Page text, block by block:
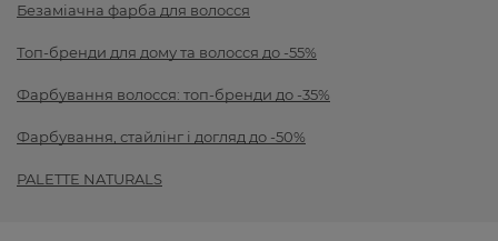
Безаміачна фарба для волосся
Топ-бренди для дому та волосся до -55%
Фарбування волосся: топ-бренди до -35%
Фарбування, стайлінг і догляд до -50%
PALETTE NATURALS